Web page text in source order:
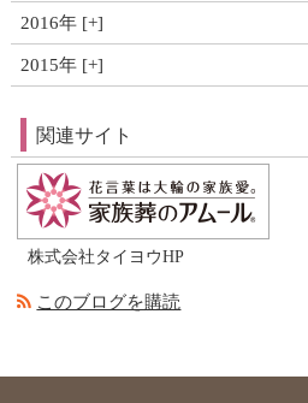
2016年
2015年
関連サイト
株式会社タイヨウHP
このブログを購読